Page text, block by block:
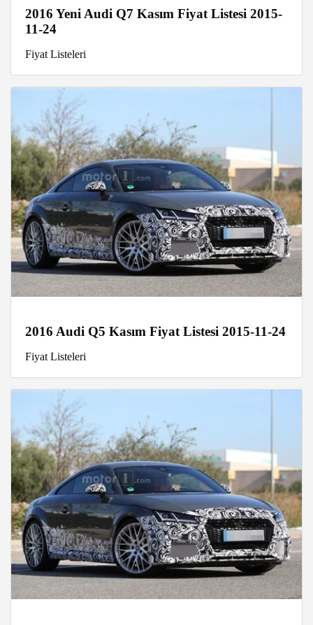
2016 Yeni Audi Q7 Kasım Fiyat Listesi 2015-
11-24
Fiyat Listeleri
2016 Audi Q5 Kasım Fiyat Listesi 2015-11-24
Fiyat Listeleri